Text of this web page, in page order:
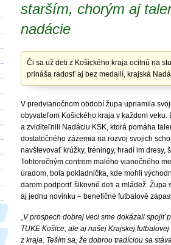
starším, chorým aj
nadácie
Či sa už deti z Košického kraja ocitnú na
prináša radosť aj bez medailí, krajská
V predvianočnom období župa upriamila
obyvateľom Košického kraja v každom veku.
a zviditeľnili Nadáciu KSK, ktorá pomáha
dostatočného zázemia na rozvoj svojich
navštevovať krúžky, tréningy, hradí im dresy,
Tohtoročným centrom malého vianočného
úradom, bola pokladnička, kde mohli
darom podporiť šikovné deti a mládež. Župa
aj jednu novinku – benefičné futbalové
„V prospech dobrej veci sme dokázali spojiť
TUKE Košice, ale aj našej Krajskej
z kraja. Teším sa, že dobrou tradíciou sa